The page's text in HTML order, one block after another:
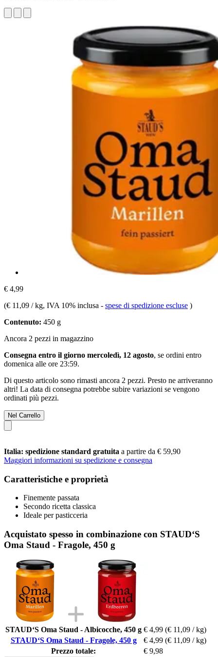
€ 4,99
(€ 11,09 / kg, IVA 10% inclusa - spese di spedizione escluse )
Contenuto: 450 g
Ancora 2 pezzi in magazzino
Consegna entro il giorno mercoledì, 12 agosto, se ordini entro
domenica alle ore 23:59.
Di questo articolo sono rimasti ancora 2 pezzi. Presto ne arriveranno
altri! La data di consegna potrebbe subire variazioni se vengono
ordinati più pezzi.
Nel Carrello
Italia: spedizione standard gratuita a partire da € 59,90
Maggiori informazioni su spedizione e consegna
Caratteristiche e proprietà
Finemente passata
Secondo ricetta classica
Ideale per pasticceria
Acquistato spesso in combinazione con STAUD‘S
Oma Staud - Fragole, 450 g
STAUD‘S Oma Staud - Albicocche, 450 g € 4,99 (€ 11,09 / kg)
STAUD‘S Oma Staud - Fragole, 450 g
€ 4,99 (€ 11,09 / kg)
Prezzo totale:
€ 9,98